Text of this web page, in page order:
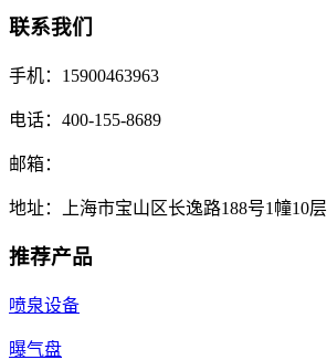
联系我们
手机：15900463963
电话：400-155-8689
邮箱：
地址：上海市宝山区长逸路188号1幢10层
推荐产品
喷泉设备
曝气盘